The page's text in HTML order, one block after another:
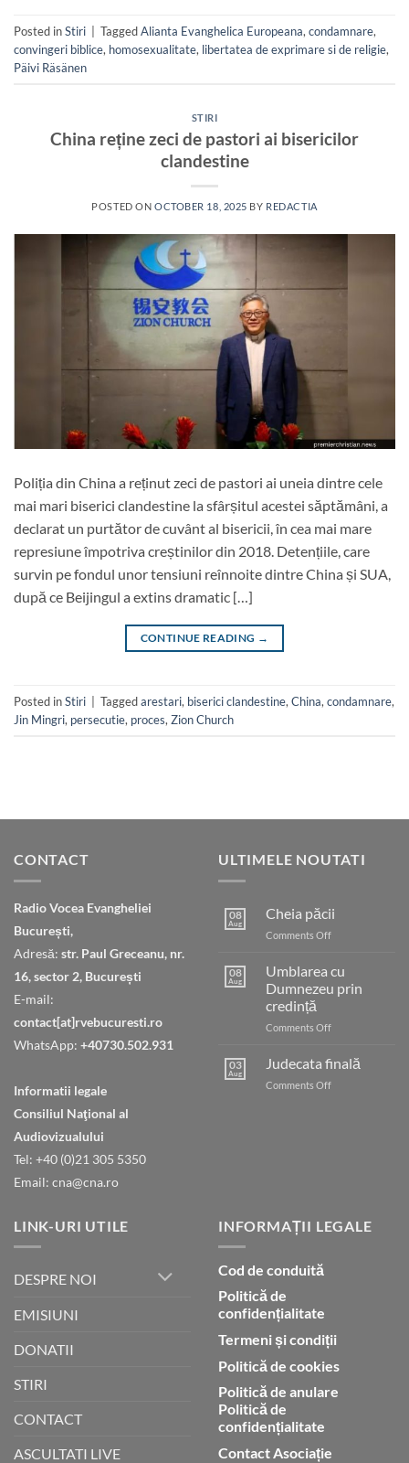
Posted inStiri TaggedAlianta Evanghelica Europeana, condamnare,
convingeri biblice, homosexualitate, libertatea de exprimare si de religie,
Päivi Räsänen
STIRI
China reține zeci de pastori ai bisericilor
clandestine
POSTED ON OCTOBER 18, 2025 BY REDACTIA
Poliția din China a reținut zeci de pastori ai uneia dintre cele
mai mari biserici clandestine la sfârșitul acestei săptămâni, a
declarat un purtător de cuvânt al bisericii, în cea mai mare
represiune împotriva creștinilor din 2018. Detențiile, care
survin pe fondul unor tensiuni reînnoite dintre China și SUA,
după ce Beijingul a extins dramatic […]
CONTINUE READING →
Posted inStiri Taggedarestari, biserici clandestine, China, condamnare,
Jin Mingri, persecutie, proces, Zion Church
CONTACT
Radio Vocea Evangheliei
București,
Adresă: str. Paul Greceanu, nr.
16, sector 2, București
E-mail:
contact[at]rvebucuresti.ro
WhatsApp: +40730.502.931
Informatii legale
Consiliul Naţional al
Audiovizualului
Tel: +40 (0)21 305 5350
Email: cna@cna.ro
ULTIMELE NOUTATI
08
Aug
Cheia păcii
Comments Offon
08
Aug
Umblarea cu
Dumnezeu prin
credință
Comments Offon
cu
Dumnezeu
prin
03
Aug
Judecata finală
Comments Offon
LINK-URI UTILE
DESPRE NOI
EMISIUNI
DONATII
STIRI
CONTACT
ASCULTATI LIVE
INFORMAȚII LEGALE
Cod de conduită
Politică de
confidențialitate
Termeni și condiții
Politică de cookies
Politică de anulare
Politică de
confidențialitate
Contact Asociație